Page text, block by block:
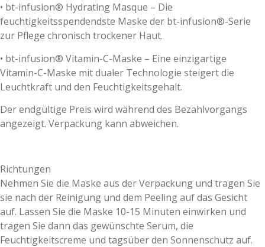
• bt-infusion® Hydrating Masque – Die
feuchtigkeitsspendendste Maske der bt-infusion®-Serie
zur Pflege chronisch trockener Haut.
• bt-infusion® Vitamin-C-Maske – Eine einzigartige
Vitamin-C-Maske mit dualer Technologie steigert die
Leuchtkraft und den Feuchtigkeitsgehalt.
Der endgültige Preis wird während des Bezahlvorgangs
angezeigt. Verpackung kann abweichen.
Richtungen
Nehmen Sie die Maske aus der Verpackung und tragen Sie
sie nach der Reinigung und dem Peeling auf das Gesicht
auf. Lassen Sie die Maske 10-15 Minuten einwirken und
tragen Sie dann das gewünschte Serum, die
Feuchtigkeitscreme und tagsüber den Sonnenschutz auf.